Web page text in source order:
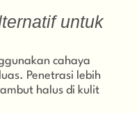
untuk
cahaya
Penetrasi lebih
halus di kulit